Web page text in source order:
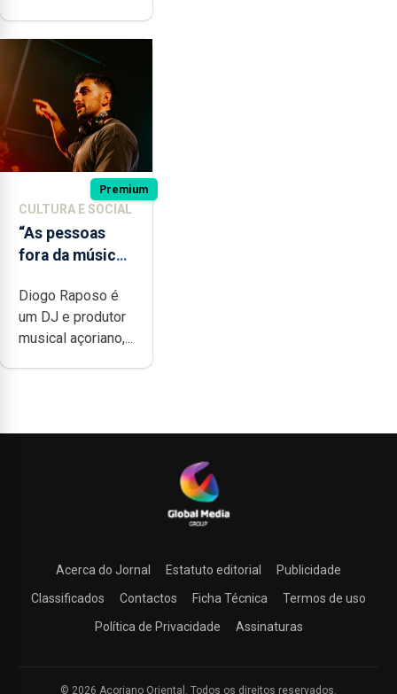
Premium
CULTURA E SOCIAL
“As pessoas
fora da música
noção do quão
difícil é
produzir uma
música”
Diogo Raposo é
um DJ e produtor
musical açoriano,...
Acerca do Jornal Estatuto editorial
Publicidade
Classificados
Contactos Ficha Técnica
Termos de uso
Política de Privacidade
Assinaturas
© 2026 Açoriano Oriental. Todos os direitos reservados.